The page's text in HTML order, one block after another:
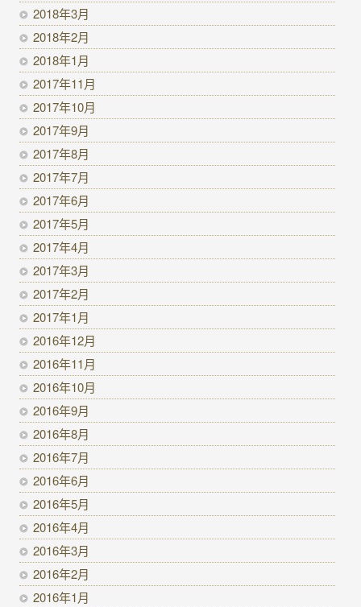
2018年3月
2018年2月
2018年1月
2017年11月
2017年10月
2017年9月
2017年8月
2017年7月
2017年6月
2017年5月
2017年4月
2017年3月
2017年2月
2017年1月
2016年12月
2016年11月
2016年10月
2016年9月
2016年8月
2016年7月
2016年6月
2016年5月
2016年4月
2016年3月
2016年2月
2016年1月